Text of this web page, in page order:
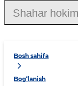
Bosh sahifa
Bog‘lanish
Shahar